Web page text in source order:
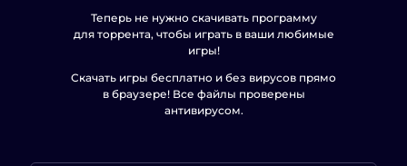
Теперь не нужно скачивать программу
для торрента, чтобы играть в ваши любимые
игры!
Скачать игры бесплатно и без вирусов прямо
в браузере! Все файлы проверены
антивирусом.